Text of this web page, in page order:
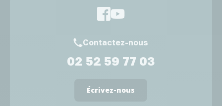
Contactez-nous
02 52 59 77 03
Écrivez-nous